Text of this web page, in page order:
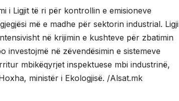
i Ligjit të ri për kontrollin e emisioneve
më e madhe për sektorin industrial. Ligji
në krijimin e kushteve për zbatimin
investojmë në zëvendësimin e sistemeve
mbikëqyrjet inspektuese mbi industrinë,
ministër i Ekologjisë. /Alsat.mk